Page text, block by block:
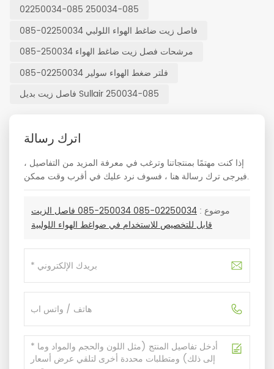
02250034-085 250034-085
فاصل زيت ضاغط الهواء اللولبي 02250034-085
مرشحات فصل زيت ضاغط الهواء 250034-085
فلتر ضغط الهواء سولير 02250034-085
فاصل زيت بديل Sullair 250034-085
اترك رسالة
إذا كنت مهتمًا بمنتجاتنا وترغب في معرفة المزيد من التفاصيل ،
فيرجى ترك رسالة هنا ، فسوف نرد عليك في أقرب وقت ممكن.
موضوع :
02250034-085 250034-085 فاصل الزيت
قابل للتخصيص للاستخدام في ضواغط الهواء اللولبية